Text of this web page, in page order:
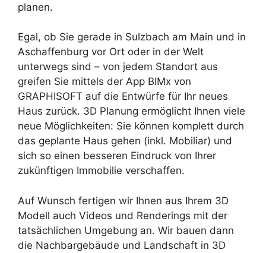
planen.
Egal, ob Sie gerade in Sulzbach am Main und in
Aschaffenburg vor Ort oder in der Welt
unterwegs sind – von jedem Standort aus
greifen Sie mittels der App BIMx von
GRAPHISOFT auf die Entwürfe für Ihr neues
Haus zurück. 3D Planung ermöglicht Ihnen viele
neue Möglichkeiten: Sie können komplett durch
das geplante Haus gehen (inkl. Mobiliar) und
sich so einen besseren Eindruck von Ihrer
zukünftigen Immobilie verschaffen.
Auf Wunsch fertigen wir Ihnen aus Ihrem 3D
Modell auch Videos und Renderings mit der
tatsächlichen Umgebung an. Wir bauen dann
die Nachbargebäude und Landschaft in 3D